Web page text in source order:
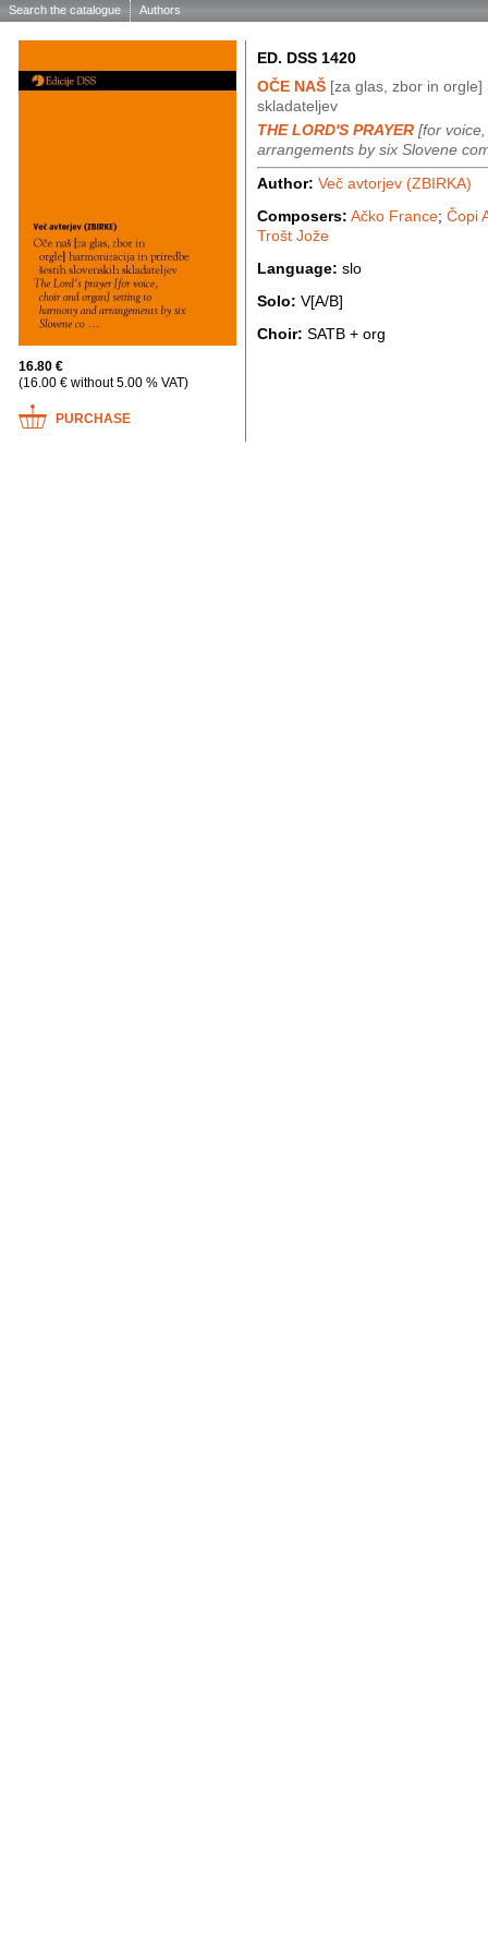
Search the catalogue Authors
16.80 €
(16.00 € without 5.00 % VAT)
PURCHASE
ED. DSS 1420
OČE NAŠ [za glas, zbor in orgle]
skladateljev
THE LORD'S PRAYER [for
arrangements by six Slovene
Author: Več avtorjev (ZBIRKA)
Composers: Ačko France; Čopi
Trošt Jože
Language: slo
Solo: V[A/B]
Choir: SATB + org